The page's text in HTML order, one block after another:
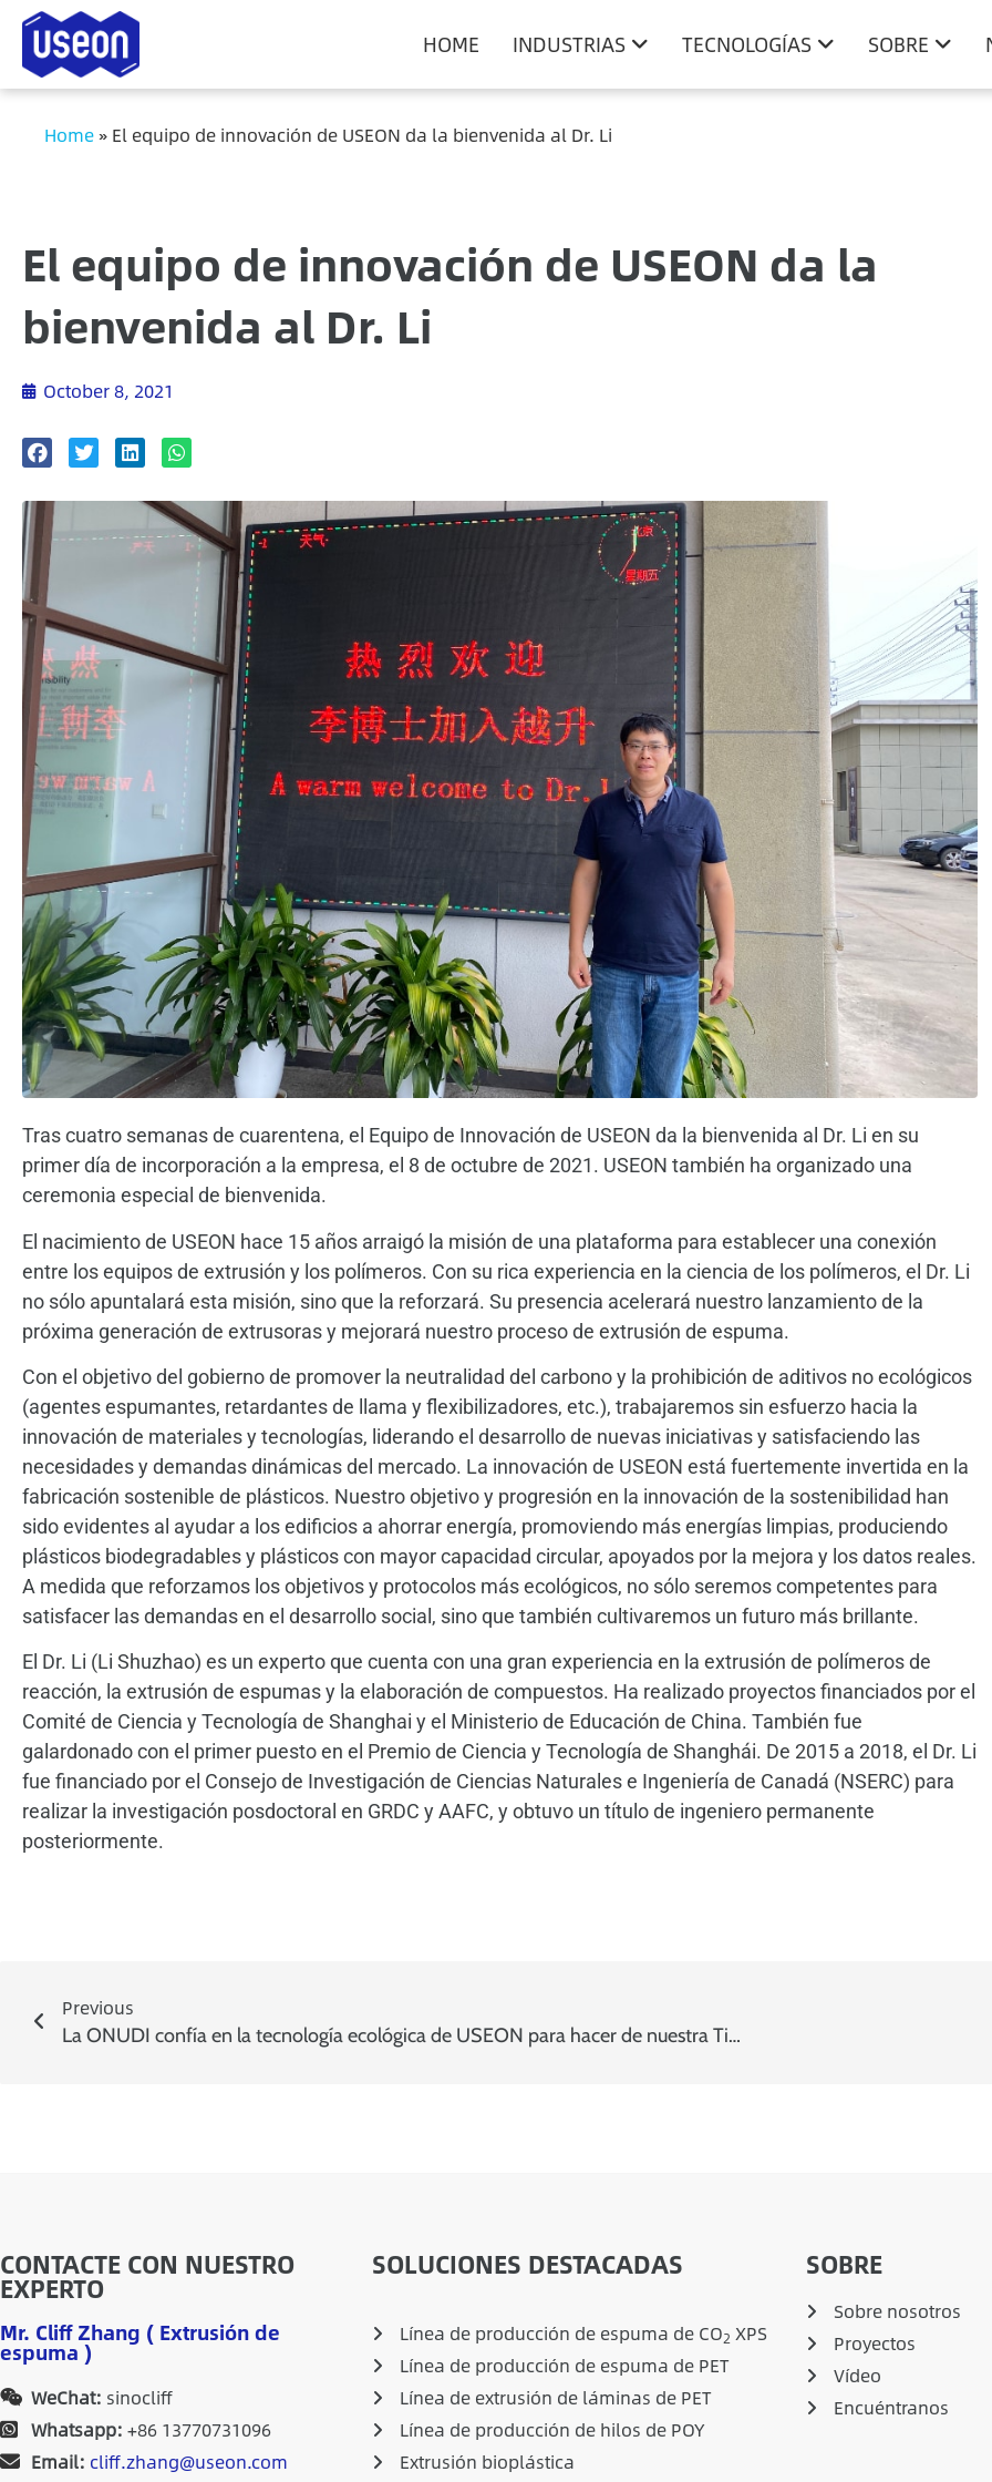
HOME INDUSTRIAS TECNOLOGÍAS SOBRE
Home» El equipo de innovación de USEON da la bienvenida al Dr. Li
El equipo de innovación de USEON da la
bienvenida al Dr. Li
October 8, 2021
Tras cuatro semanas de cuarentena, el Equipo de Innovación de USEON da la bienvenida al Dr. Li en su
primer día de incorporación a la empresa, el 8 de octubre de 2021. USEON también ha organizado una
ceremonia especial de bienvenida.
El nacimiento de USEON hace 15 años arraigó la misión de una plataforma para establecer una conexión
entre los equipos de extrusión y los polímeros. Con su rica experiencia en la ciencia de los polímeros, el Dr. Li
no sólo apuntalará esta misión, sino que la reforzará. Su presencia acelerará nuestro lanzamiento de la
próxima generación de extrusoras y mejorará nuestro proceso de extrusión de espuma.
Con el objetivo del gobierno de promover la neutralidad del carbono y la prohibición de aditivos no ecológicos
(agentes espumantes, retardantes de llama y flexibilizadores, etc.), trabajaremos sin esfuerzo hacia la
innovación de materiales y tecnologías, liderando el desarrollo de nuevas iniciativas y satisfaciendo las
necesidades y demandas dinámicas del mercado. La innovación de USEON está fuertemente invertida en la
fabricación sostenible de plásticos. Nuestro objetivo y progresión en la innovación de la sostenibilidad han
sido evidentes al ayudar a los edificios a ahorrar energía, promoviendo más energías limpias, produciendo
plásticos biodegradables y plásticos con mayor capacidad circular, apoyados por la mejora y los datos reales.
A medida que reforzamos los objetivos y protocolos más ecológicos, no sólo seremos competentes para
satisfacer las demandas en el desarrollo social, sino que también cultivaremos un futuro más brillante.
El Dr. Li (Li Shuzhao) es un experto que cuenta con una gran experiencia en la extrusión de polímeros de
reacción, la extrusión de espumas y la elaboración de compuestos. Ha realizado proyectos financiados por el
Comité de Ciencia y Tecnología de Shanghai y el Ministerio de Educación de China. También fue
galardonado con el primer puesto en el Premio de Ciencia y Tecnología de Shanghái. De 2015 a 2018, el Dr. Li
fue financiado por el Consejo de Investigación de Ciencias Naturales e Ingeniería de Canadá (NSERC) para
realizar la investigación posdoctoral en GRDC y AAFC, y obtuvo un título de ingeniero permanente
posteriormente.
Previous
La ONUDI confía en la tecnología ecológica de USEON para hacer de nuestra Tierra un lugar mejor
CONTACTE CON NUESTRO
EXPERTO
Mr. Cliff Zhang ( Extrusión de
espuma )
WeChat: sinocliff
Whatsapp: +86 13770731096
Email: cliff.zhang@useon.com
SOLUCIONES DESTACADAS
Línea de producción de espuma de CO2 XPS
Línea de producción de espuma de PET
Línea de extrusión de láminas de PET
Línea de producción de hilos de POY
Extrusión bioplástica
SOBRE
Sobre nosotros
Proyectos
Vídeo
Encuéntranos